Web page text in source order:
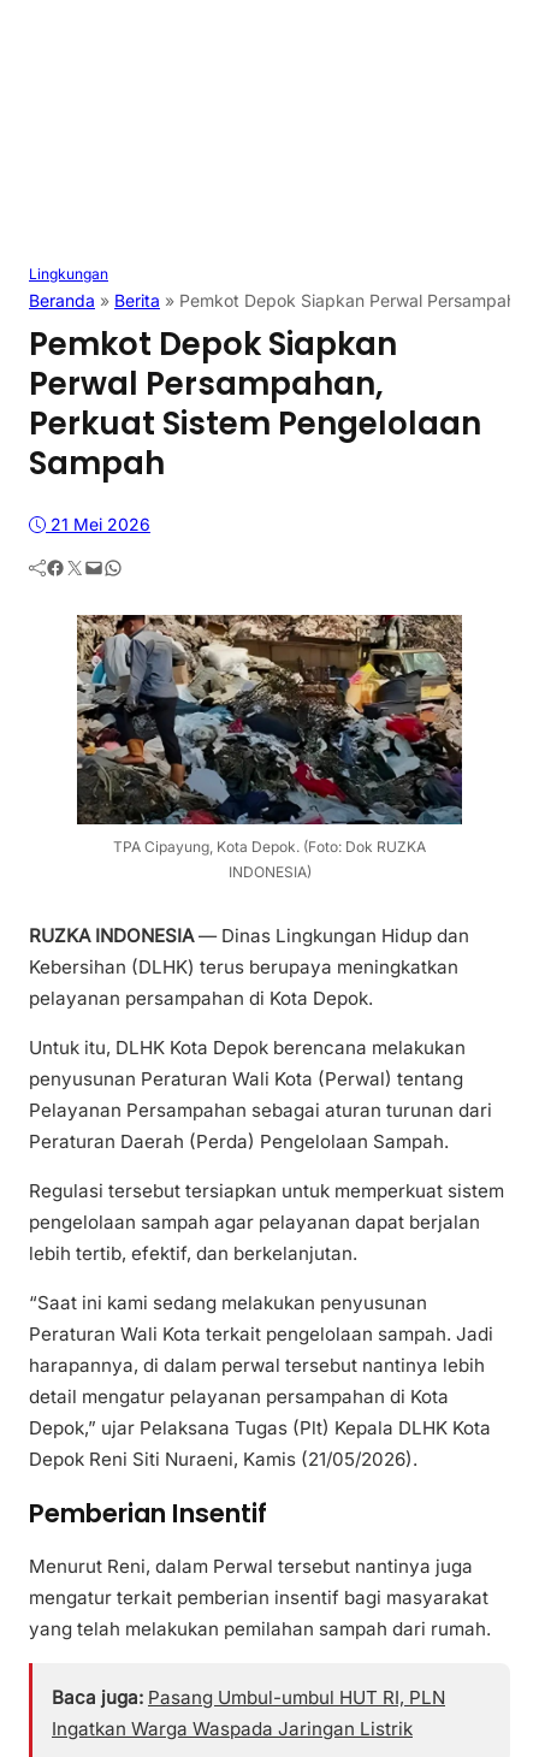
Lingkungan
Beranda » Berita » Pemkot Depok Siapkan Perwal
Pemkot Depok Siapkan
Perwal Persampahan,
Perkuat Sistem Pengelolaan
Sampah
21 Mei 2026
Facebook Twitter Mail WhatsApp
TPA Cipayung, Kota Depok. (Foto: Dok RUZKA
INDONESIA)
RUZKA INDONESIA— Dinas Lingkungan Hidup dan
Kebersihan (DLHK) terus berupaya meningkatkan
pelayanan persampahan di Kota Depok.
Untuk itu, DLHK Kota Depok berencana melakukan
penyusunan Peraturan Wali Kota (Perwal) tentang
Pelayanan Persampahan sebagai aturan turunan dari
Peraturan Daerah (Perda) Pengelolaan Sampah.
Regulasi tersebut tersiapkan untuk memperkuat sistem
pengelolaan sampah agar pelayanan dapat berjalan
lebih tertib, efektif, dan berkelanjutan.
“Saat ini kami sedang melakukan penyusunan
Peraturan Wali Kota terkait pengelolaan sampah. Jadi
harapannya, di dalam perwal tersebut nantinya lebih
detail mengatur pelayanan persampahan di Kota
Depok,” ujar Pelaksana Tugas (Plt) Kepala DLHK Kota
Depok Reni Siti Nuraeni, Kamis (21/05/2026).
Pemberian Insentif
Menurut Reni, dalam Perwal tersebut nantinya juga
mengatur terkait pemberian insentif bagi masyarakat
yang telah melakukan pemilahan sampah dari rumah.
Baca juga: Pasang Umbul-umbul HUT RI, PLN
Ingatkan Warga Waspada Jaringan Listrik